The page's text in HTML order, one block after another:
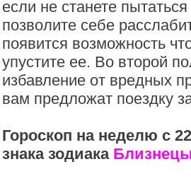
если не станете
позволите себе
появится возможность
упустите ее. Во второй
избавление от вредных
вам предложат поездку
Гороскоп на неделю с
знака зодиака